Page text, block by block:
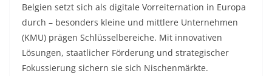
Belgien setzt sich als digitale Vorreiternation in Europa
durch – besonders kleine und mittlere Unternehmen
(KMU) prägen Schlüsselbereiche. Mit innovativen
Lösungen, staatlicher Förderung und strategischer
Fokussierung sichern sie sich Nischenmärkte.